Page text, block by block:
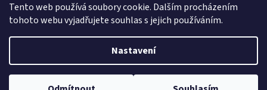
Tento web používá soubory cookie. Dalším procházením
tohoto webu vyjadřujete souhlas s jejich používáním.
Nastavení
Vytvořil Shoptet